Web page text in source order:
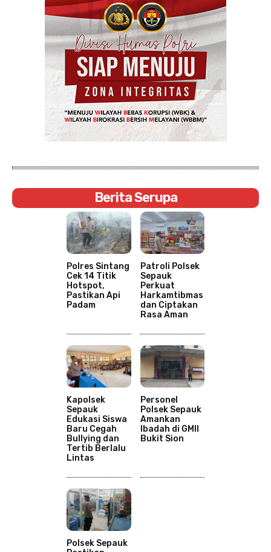
Berita Serupa
Polres Sintang
Cek 14 Titik
Hotspot,
Pastikan Api
Padam
Patroli Polsek
Sepauk
Perkuat
Harkamtibmas
dan Ciptakan
Rasa Aman
Kapolsek
Sepauk
Edukasi Siswa
Baru Cegah
Bullying dan
Tertib Berlalu
Lintas
Personel
Polsek Sepauk
Amankan
Ibadah di GMII
Bukit Sion
Polsek Sepauk